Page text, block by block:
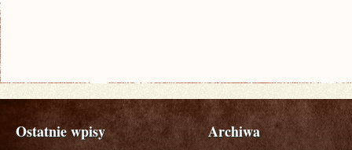
Ostatnie wpisy Archiwa